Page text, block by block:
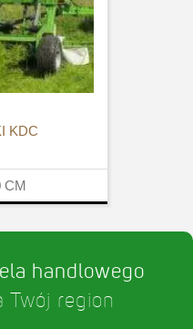
KDC
CM
handlowego
Twój region